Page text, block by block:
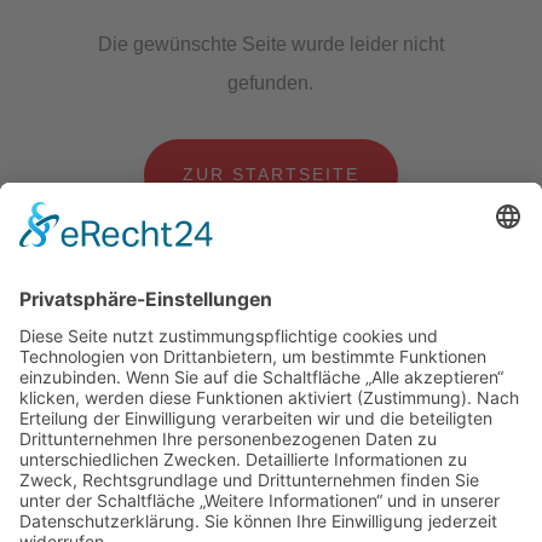
Die gewünschte Seite wurde leider nicht
gefunden.
ZUR STARTSEITE